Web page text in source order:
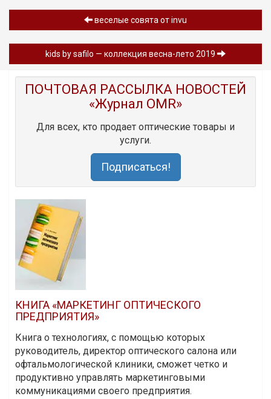
веселые совята от invu
kids by safilo — коллекция весна-лето 2019
ПОЧТОВАЯ РАССЫЛКА НОВОСТЕЙ
«Журнал OMR»
Для всех, кто продает оптические товары и
услуги.
Подписаться!
КНИГА «МАРКЕТИНГ ОПТИЧЕСКОГО
ПРЕДПРИЯТИЯ»
Книга о технологиях, с помощью которых
руководитель, директор оптического салона или
офтальмологической клиники, сможет четко и
продуктивно управлять маркетинговыми
коммуникациями своего предприятия.